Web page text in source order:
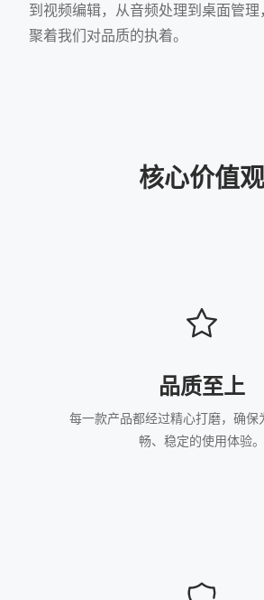
到视频编辑，从音频处理到桌面管
聚着我们对品质的执着。
核心价值观
品质至上
每一款产品都经过精心打磨，确保
畅、稳定的使用体验。